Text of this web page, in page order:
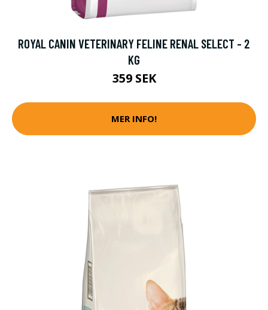
ROYAL CANIN VETERINARY FELINE RENAL SELECT - 2
KG
359 SEK
MER INFO!